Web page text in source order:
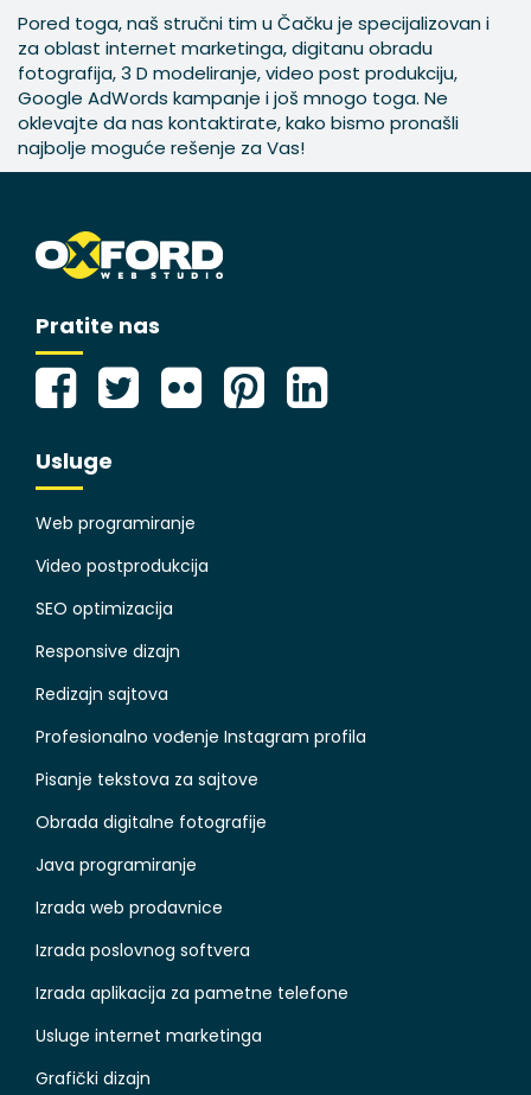
Pored toga, naš stručni tim u Čačku je specijalizovan i
za oblast internet marketinga, digitanu obradu
fotografija, 3 D modeliranje, video post produkciju,
Google AdWords kampanje i još mnogo toga. Ne
oklevajte da nas kontaktirate, kako bismo pronašli
najbolje moguće rešenje za Vas!
Pratite nas
Usluge
Web programiranje
Video postprodukcija
SEO optimizacija
Responsive dizajn
Redizajn sajtova
Profesionalno vođenje Instagram profila
Pisanje tekstova za sajtove
Obrada digitalne fotografije
Java programiranje
Izrada web prodavnice
Izrada poslovnog softvera
Izrada aplikacija za pametne telefone
Usluge internet marketinga
Grafički dizajn